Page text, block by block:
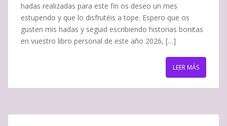
hadas realizadas para este fin os deseo un mes
estupendo y que lo disfrutéis a tope. Espero que os
gusten mis hadas y seguid escribiendo historias bonitas
en vuestro libro personal de este año 2026, […]
LEER MÁS